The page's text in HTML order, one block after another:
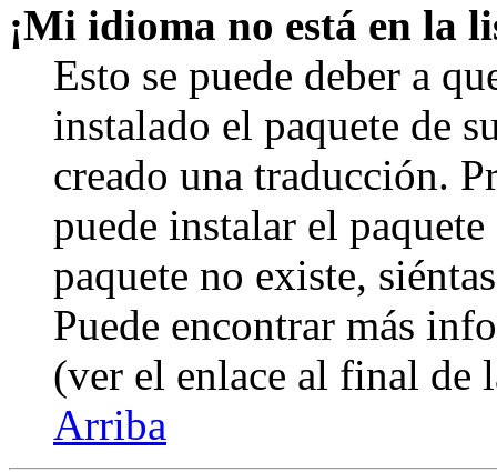
¡Mi idioma no está en la
Esto se puede deber a
instalado el paquete de
creado una traducción.
puede instalar el
paquete no existe,
Puede encontrar más
(ver el enlace al final de
Arriba